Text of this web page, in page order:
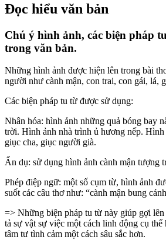
Đọc hiểu văn bản
Chú ý hình ảnh, các biện pháp
trong văn bản.
Những hình ảnh được hiện lên trong bài
người như cành mận, con trai, con gái, lá,
Các biện pháp tu từ được sử dụng:
Nhân hóa: hình ảnh những quả bóng bay
trời. Hình ảnh nhà trình ủ hương nếp. Hình
giục cha, giục người già.
Ẩn dụ: sử dụng hình ảnh cành mận tượng
Phép điệp ngữ: một số cụm từ, hình ảnh
suốt các câu thơ như: “cành mận bung
=> Những biện pháp tu từ này giúp gợi
tả sự vật sự việc một cách linh động cụ thể
tâm tư tình cảm một cách sâu sắc hơn.